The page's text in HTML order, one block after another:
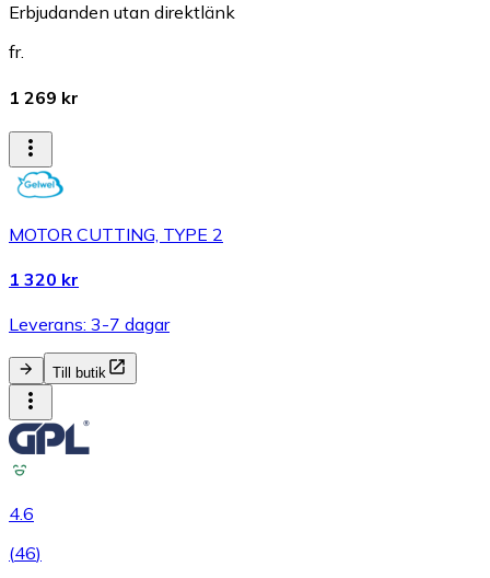
Erbjudanden utan direktlänk
fr.
1 269 kr
MOTOR CUTTING, TYPE 2
1 320 kr
Leverans: 3-7 dagar
Till butik
4.6
(46)